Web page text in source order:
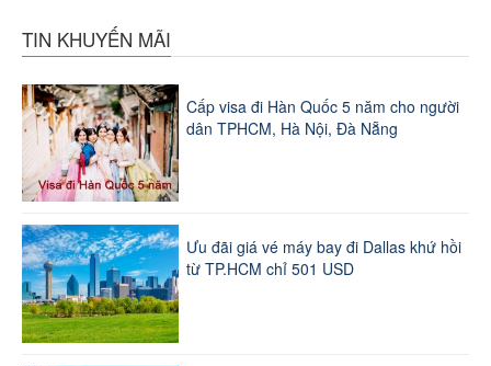
TIN KHUYẾN MÃI
Cấp visa đi Hàn Quốc 5 năm cho người
dân TPHCM, Hà Nội, Đà Nẵng
Ưu đãi giá vé máy bay đi Dallas khứ hồi
từ TP.HCM chỉ 501 USD